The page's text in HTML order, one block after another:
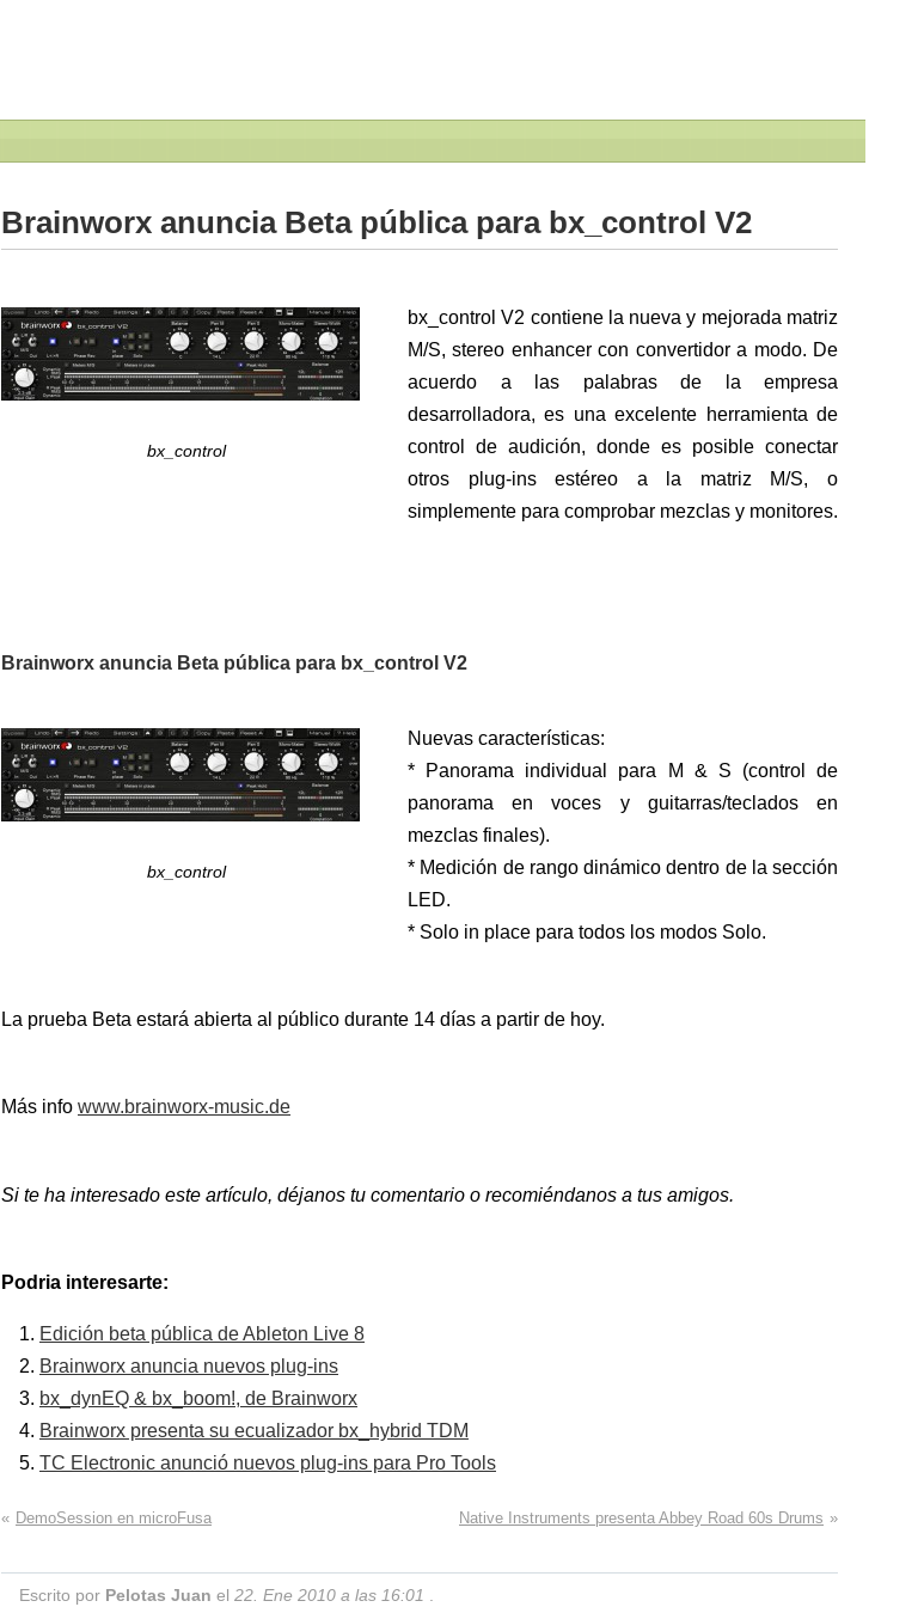
Brainworx anuncia Beta pública para bx_control V2
bx_control
bx_control V2 contiene la nueva y mejorada matriz
M/S, stereo enhancer con convertidor a modo. De
acuerdo a las palabras de la empresa
desarrolladora, es una excelente herramienta de
control de audición, donde es posible conectar
otros plug-ins estéreo a la matriz M/S, o
simplemente para comprobar mezclas y monitores.
Brainworx anuncia Beta pública para bx_control V2
bx_control
Nuevas características:
* Panorama individual para M & S (control de
panorama en voces y guitarras/teclados en
mezclas finales).
* Medición de rango dinámico dentro de la sección
LED.
* Solo in place para todos los modos Solo.
La prueba Beta estará abierta al público durante 14 días a partir de hoy.
Más info www.brainworx-music.de
Si te ha interesado este artículo, déjanos tu comentario o recomiéndanos a tus amigos.
Podria interesarte:
Edición beta pública de Ableton Live 8
Brainworx anuncia nuevos plug-ins
bx_dynEQ & bx_boom!, de Brainworx
Brainworx presenta su ecualizador bx_hybrid TDM
TC Electronic anunció nuevos plug-ins para Pro Tools
« DemoSession en microFusa Native Instruments presenta Abbey Road 60s Drums »
Escrito por Pelotas Juan el 22. Ene 2010 a las 16:01